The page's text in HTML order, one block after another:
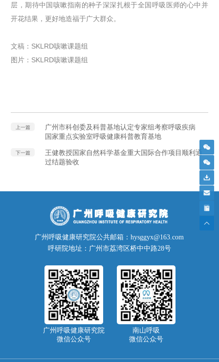
层，期待中国咳嗽指南的种子深深扎根于全国呼吸医师的心中并
开花结果，更好地造福于广大群众。
文稿：SKLRD咳嗽课题组
图片：SKLRD咳嗽课题组
上一篇
广州市科创委及科普基地认定专家组考察呼吸疾病
国家重点实验室呼吸健康科普教育基地
下一篇
王健教授国家自然科学基金重大国际合作项目顺利通
过结题验收
广州呼吸健康研究院公共邮箱：hysggyx@163.com
呼研院地址：广州市荔湾区桥中中路28号
广州呼吸健康研究院
微信公众号
南山呼吸
微信公众号